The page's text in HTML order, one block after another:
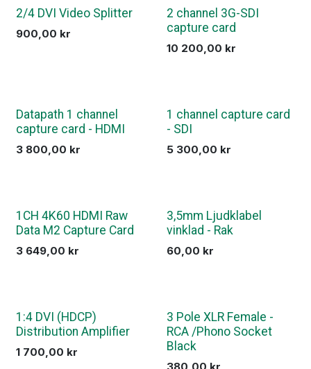
2/4 DVI Video Splitter
900,00 kr
2 channel 3G-SDI
capture card
10 200,00 kr
Datapath 1 channel
capture card - HDMI
3 800,00 kr
1 channel capture card
- SDI
5 300,00 kr
1CH 4K60 HDMI Raw
Data M2 Capture Card
3 649,00 kr
3,5mm Ljudklabel
vinklad - Rak
60,00 kr
1:4 DVI (HDCP)
Distribution Amplifier
1 700,00 kr
3 Pole XLR Female -
RCA /Phono Socket
Black